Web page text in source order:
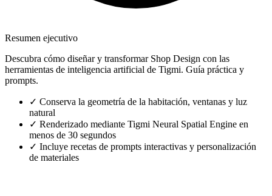
Resumen ejecutivo
Descubra cómo diseñar y transformar Shop Design con las
herramientas de inteligencia artificial de Tigmi. Guía práctica y
prompts.
✓ Conserva la geometría de la habitación, ventanas y luz
natural
✓ Renderizado mediante Tigmi Neural Spatial Engine en
menos de 30 segundos
✓ Incluye recetas de prompts interactivas y personalización
de materiales